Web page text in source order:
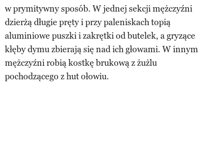
w prymitywny sposób. W jednej sekcji mężczyźni
dzierżą długie pręty i przy paleniskach topią
aluminiowe puszki i zakrętki od butelek, a gryzące
kłęby dymu zbierają się nad ich głowami. W innym
mężczyźni robią kostkę brukową z żużlu
pochodzącego z hut ołowiu.